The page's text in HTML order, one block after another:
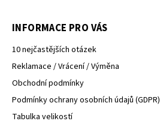
INFORMACE PRO VÁS
10 nejčastějších otázek
Reklamace / Vrácení / Výměna
Obchodní podmínky
Podmínky ochrany osobních údajů (GDPR)
Tabulka velikostí